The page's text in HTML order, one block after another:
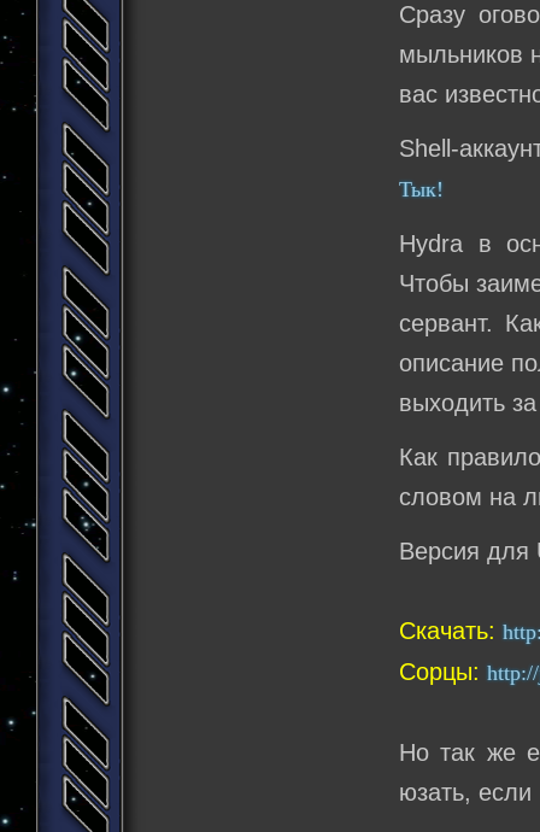
Сразу
мыльников
вас
Shell-
Тык!
Hydra в
Чтобы
сервант.
описание
выходить
Как
словом на
Версия для
Скачать:
Сорцы:
Но так же
юзать,